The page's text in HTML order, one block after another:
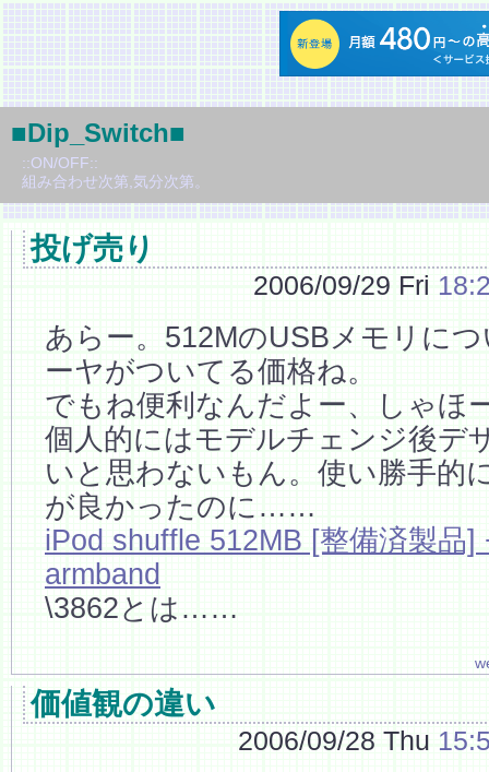
■Dip_Switch■
::ON/OFF::
組み合わせ次第,気分次第。
投げ売り
2006/09/29 Fri
あらー。512MのUSBメモリに
ーヤがついてる価格ね。
でもね便利なんだよー、しゃほ
個人的にはモデルチェンジ後デ
いと思わないもん。使い勝手的
が良かったのに……
iPod shuffle 512MB [整備済製品]
armband
\3862とは……
価値観の違い
2006/09/28 Thu